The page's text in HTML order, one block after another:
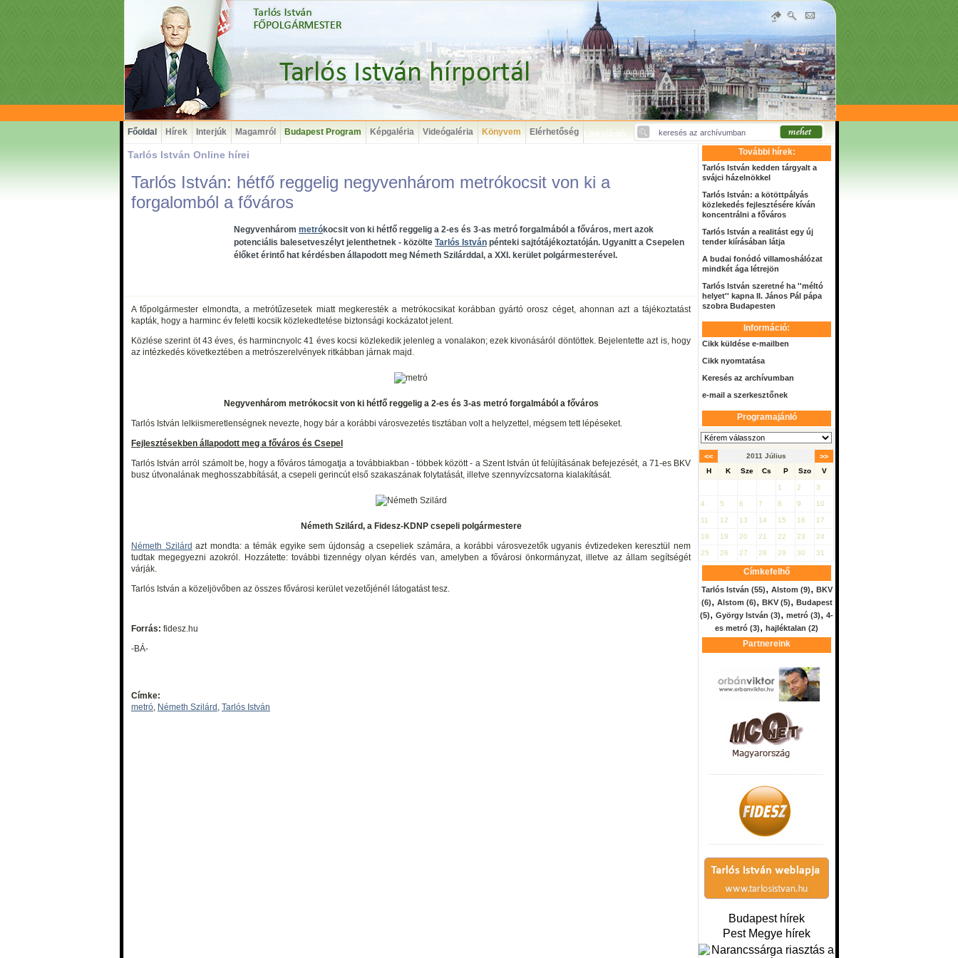
Főoldal Hírek Interjúk Magamról Budapest Program Képgaléria Videógaléria Linkajánló
Könyvem Elérhetőség
Tarlós István Online hírei
Tarlós István: hétfő reggelig negyvenhárom metrókocsit von ki a
forgalomból a főváros
Negyvenhárom metrókocsit von ki hétfő reggelig a 2-es és 3-as metró forgalmából a főváros, mert azok
potenciális balesetveszélyt jelenthetnek - közölte Tarlós István pénteki sajtótájékoztatóján. Ugyanitt a Csepelen
élőket érintő hat kérdésben állapodott meg Németh Szilárddal, a XXI. kerület polgármesterével.
A főpolgármester elmondta, a metrótűzesetek miatt megkeresték a metrókocsikat korábban gyártó orosz céget, ahonnan azt a tájékoztatást
kapták, hogy a harminc év feletti kocsik közlekedtetése biztonsági kockázatot jelent.
Közlése szerint öt 43 éves, és harmincnyolc 41 éves kocsi közlekedik jelenleg a vonalakon; ezek kivonásáról döntöttek. Bejelentette azt is, hogy
az intézkedés következtében a metrószerelvények ritkábban járnak majd.
Negyvenhárom metrókocsit von ki hétfő reggelig a 2-es és 3-as metró forgalmából a főváros
Tarlós István lelkiismeretlenségnek nevezte, hogy bár a korábbi városvezetés tisztában volt a helyzettel, mégsem tett lépéseket.
Fejlesztésekben állapodott meg a főváros és Csepel
Tarlós István arról számolt be, hogy a főváros támogatja a továbbiakban - többek között - a Szent István út felújításának befejezését, a 71-es BKV
busz útvonalának meghosszabbítását, a csepeli gerincút első szakaszának folytatását, illetve szennyvízcsatorna kialakítását.
Németh Szilárd, a Fidesz-KDNP csepeli polgármestere
Németh Szilárd azt mondta: a témák egyike sem újdonság a csepeliek számára, a korábbi városvezetők ugyanis évtizedeken keresztül nem
tudtak megegyezni azokról. Hozzátette: további tizennégy olyan kérdés van, amelyben a fővárosi önkormányzat, illetve az állam segítségét
várják.
Tarlós István a közeljövőben az összes fővárosi kerület vezetőjénél látogatást tesz.
Forrás: fidesz.hu
-BÁ-
Címke:
metró, Németh Szilárd , Tarlós István
További hírek:
Tarlós István kedden tárgyalt a
svájci házelnökkel
Tarlós István: a kötöttpályás
közlekedés fejlesztésére kíván
koncentrálni a főváros
Tarlós István a realitást egy új
tender kiírásában látja
A budai fonódó villamoshálózat
mindkét ága létrejön
Tarlós István szeretné ha ''méltó
helyet'' kapna II. János Pál pápa
szobra Budapesten
Információ:
Cikk küldése e-mailben
Cikk nyomtatása
Keresés az archívumban
e-mail a szerkesztőnek
Programajánló
<< 2011 Július >>
H K Sze Cs P Szo V
1 2 3
4 5 6 7 8 9 10
11 12 13 14 15 16 17
18 19 20 21 22 23 24
25 26 27 28 29 30 31
Címkefelhő
Tarlós István (55), Alstom (9), BKV
(6), Alstom (6), BKV (5), Budapest
(5), György István (3), metró (3), 4-
es metró (3), hajléktalan (2)
Partnereink
Budapest hírek
Pest Megye hírek